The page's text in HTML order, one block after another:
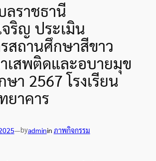
ราชธานี
จริญ ประเมิน
สถานศึกษาสีขาว
เสพติดและอบายมุข
า 2567 โรงเรียน
ยาคาร
—byadminin ภาพกิจกรรม